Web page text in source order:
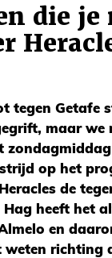
die je
tegen Getafe
maar we
op het
de
Hag heeft het
en
weten richting